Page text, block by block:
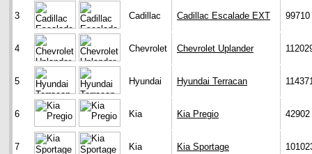
3 Cadillac Cadillac Escalade EXT 99710
4 Chevrolet Chevrolet Uplander
5 Hyundai Hyundai Terracan
6 Kia Kia Pregio 42902
7 Kia Kia Sportage